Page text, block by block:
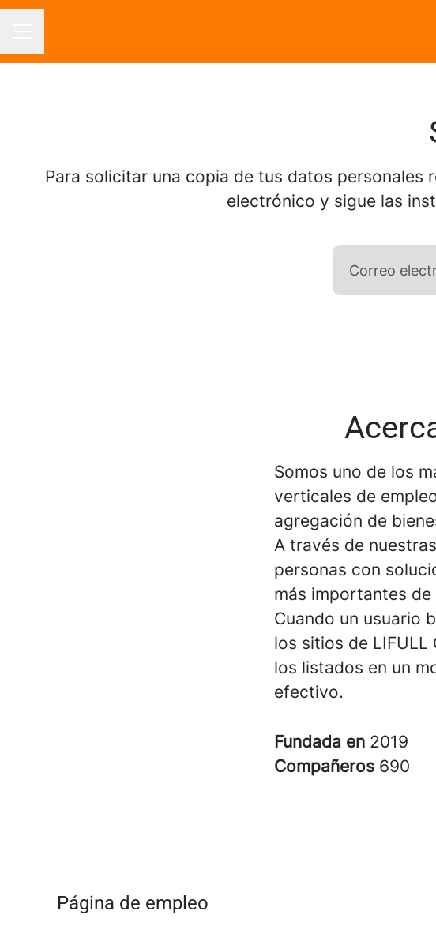
Para solicitar una copia de tus datos
electrónico y sigue las
Somos uno de los
verticales de
agregación de
A través de
personas con
más importantes
Cuando un usuario
los sitios de
los listados en un
efectivo.
Fundada en 2019
Compañeros 690
Página de empleo